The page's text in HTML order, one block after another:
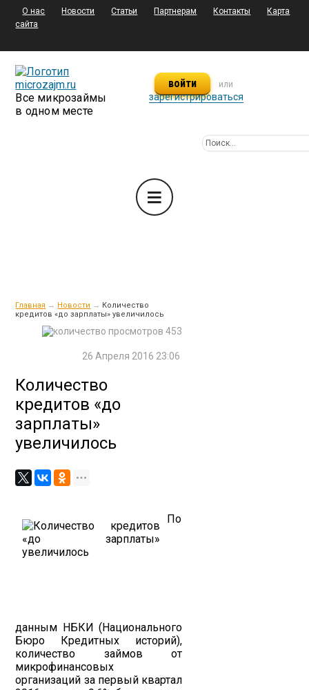
О нас Новости Статьи Партнерам Контакты
Карта
сайта
Все микрозаймы
в одном месте
войти или
зарегистрироваться
Главная → Новости → Количество
кредитов «до зарплаты» увеличилось
453
26 Апреля 2016 23:06
Количество
кредитов «до
зарплаты»
увеличилось
По
данным НБКИ (Национального
Бюро Кредитных историй),
количество займов от
микрофинансовых
организаций за первый квартал